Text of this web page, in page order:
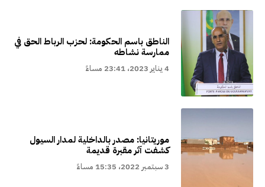
الناطق باسم الحكومة: لحزب الرباط الحق في
ممارسة نشاطه
4 يناير 2023، 23:41 مساءً
موريتانيا: مصدر بالداخلية لمدار السيول
كشفت آثر مقبرة قديمة
3 سبتمبر 2022، 15:35 مساءً